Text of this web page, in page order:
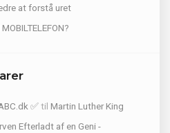
at forstå uret
✅til Martin Luther King
Efterladt af en Geni -